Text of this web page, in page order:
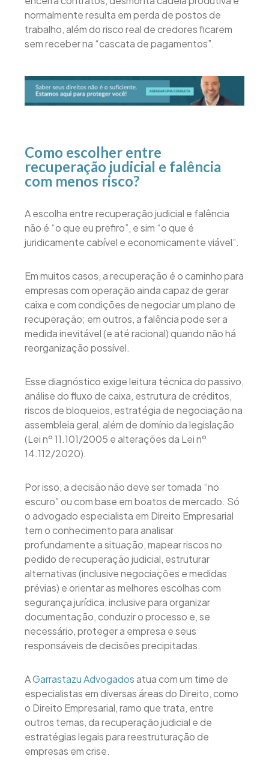
normalmente resulta em perda de postos de
trabalho, além do risco real de credores ficarem
sem receber na “cascata de pagamentos”.
Como escolher entre
recuperação judicial e falência
com menos risco?
A escolha entre recuperação judicial e falência
não é “o que eu prefiro”, e sim “o que é
juridicamente cabível e economicamente viável”.
Em muitos casos, a recuperação é o caminho para
empresas com operação ainda capaz de gerar
caixa e com condições de negociar um plano de
recuperação; em outros, a falência pode ser a
medida inevitável (e até racional) quando não há
reorganização possível.
Esse diagnóstico exige leitura técnica do passivo,
análise do fluxo de caixa, estrutura de créditos,
riscos de bloqueios, estratégia de negociação na
assembleia geral, além de domínio da legislação
(Lei nº 11.101/2005 e alterações da Lei nº
14.112/2020).
Por isso, a decisão não deve ser tomada “no
escuro” ou com base em boatos de mercado. Só
o advogado especialista em Direito Empresarial
tem o conhecimento para analisar
profundamente a situação, mapear riscos no
pedido de recuperação judicial, estruturar
alternativas (inclusive negociações e medidas
prévias) e orientar as melhores escolhas com
segurança jurídica, inclusive para organizar
documentação, conduzir o processo e, se
necessário, proteger a empresa e seus
responsáveis de decisões precipitadas.
AGarrastazu Advogadosatua com um time de
especialistas em diversas áreas do Direito, como
o Direito Empresarial, ramo que trata, entre
outros temas, da recuperação judicial e de
estratégias legais para reestruturação de
empresas em crise.